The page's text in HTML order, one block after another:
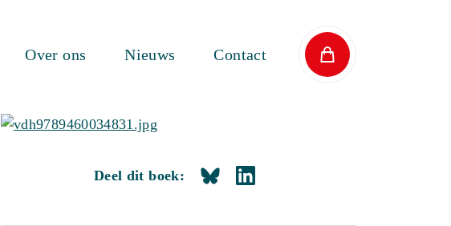
Over ons Nieuws Contact
Deel dit boek: